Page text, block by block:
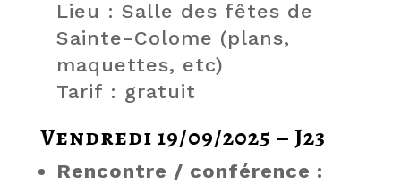
Lieu : Salle des fêtes de
Sainte-Colome (plans,
maquettes, etc)
Tarif : gratuit
Vendredi 19/09/2025 – J23
Rencontre / conférence :